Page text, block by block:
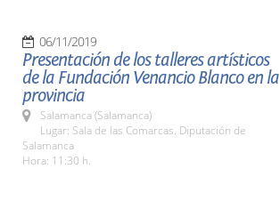
06/11/2019
Presentación de los talleres artísticos
de la Fundación Venancio Blanco en la
provincia
Salamanca (Salamanca)
Lugar: Sala de las Comarcas. Diputación de
Salamanca
Hora: 11:30 h.